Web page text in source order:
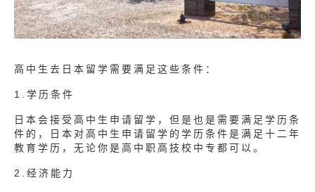
高中生去日本留学需要满足这些条件：
1.学历条件
日本会接受高中生申请留学，但是也是需要满足学历条
件的，日本对高中生申请留学的学历条件是满足十二年
教育学历，无论你是高中职高技校中专都可以。
2.经济能力